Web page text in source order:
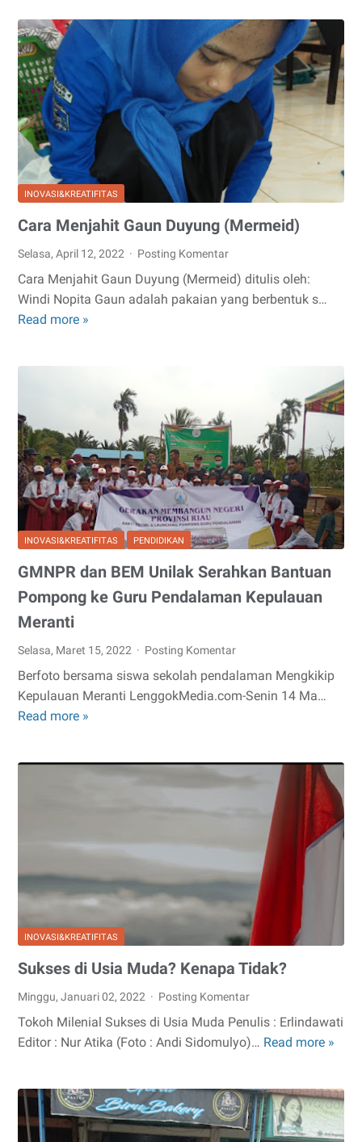
Rokania
Lakukan
Praktik
Perakitan
Kabel
UTP
dan
untuk
Komunikasi
Data
INOVASI&KREATIFITAS
Cara Menjahit Gaun Duyung (Mermeid)
Selasa, April 12, 2022 Posting Komentar
Cara Menjahit Gaun Duyung (Mermeid) ditulis oleh:
Windi Nopita Gaun adalah pakaian yang berbentuk s…
Read more »
(Mermeid)
INOVASI&KREATIFITAS PENDIDIKAN
GMNPR dan BEM Unilak Serahkan Bantuan
Pompong ke Guru Pendalaman Kepulauan
Meranti
Selasa, Maret 15, 2022 Posting Komentar
Berfoto bersama siswa sekolah pendalaman Mengkikip
Kepulauan Meranti LenggokMedia.com-Senin 14 Ma…
Read more »
BEM
Unilak
Guru
Pendalaman
Kepulauan
Meranti
INOVASI&KREATIFITAS
Sukses di Usia Muda? Kenapa Tidak?
Minggu, Januari 02, 2022 Posting Komentar
Tokoh Milenial Sukses di Usia Muda Penulis : Erlindawati
Editor : Nur Atika (Foto : Andi Sidomulyo)… Read more »
Usia